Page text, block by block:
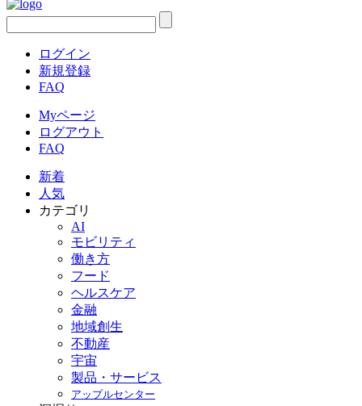
ログイン
新規登録
FAQ
Myページ
ログアウト
FAQ
新着
人気
カテゴリ
AI
モビリティ
働き方
フード
ヘルスケア
金融
地域創生
不動産
宇宙
製品・サービス
アップルセンター